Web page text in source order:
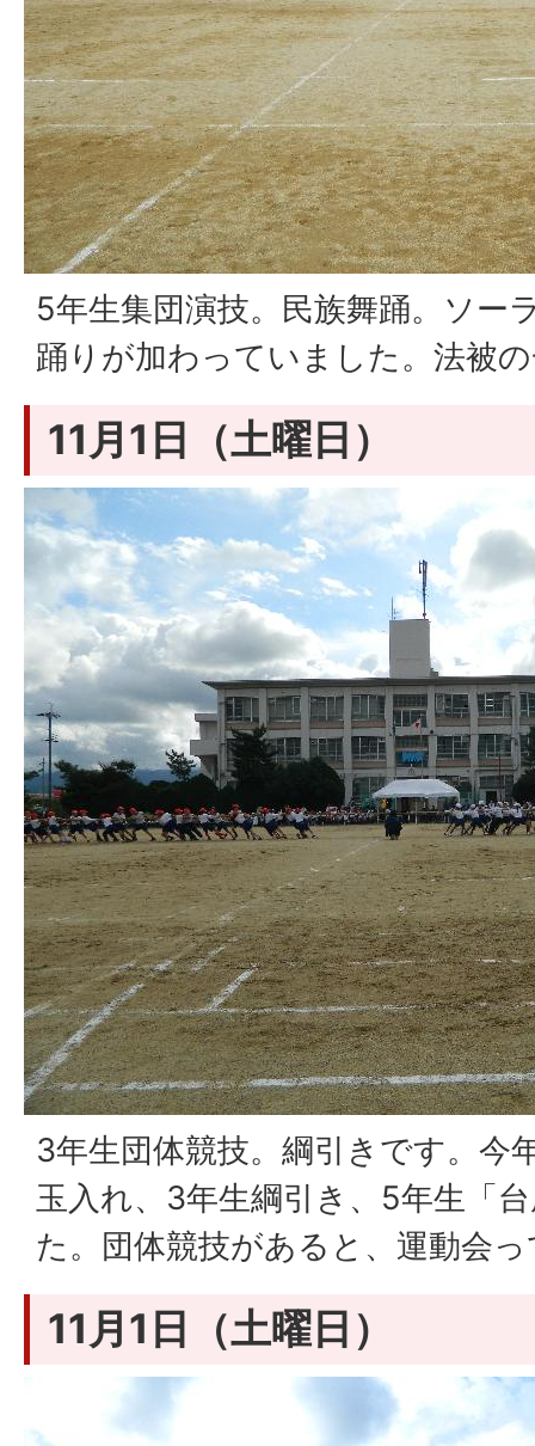
5年生集団演技。民族舞踊。ソー
踊りが加わっていました。法被
11月1日（土曜日）
3年生団体競技。綱引きです。今
玉入れ、3年生綱引き、5年生「
た。団体競技があると、運動会
11月1日（土曜日）